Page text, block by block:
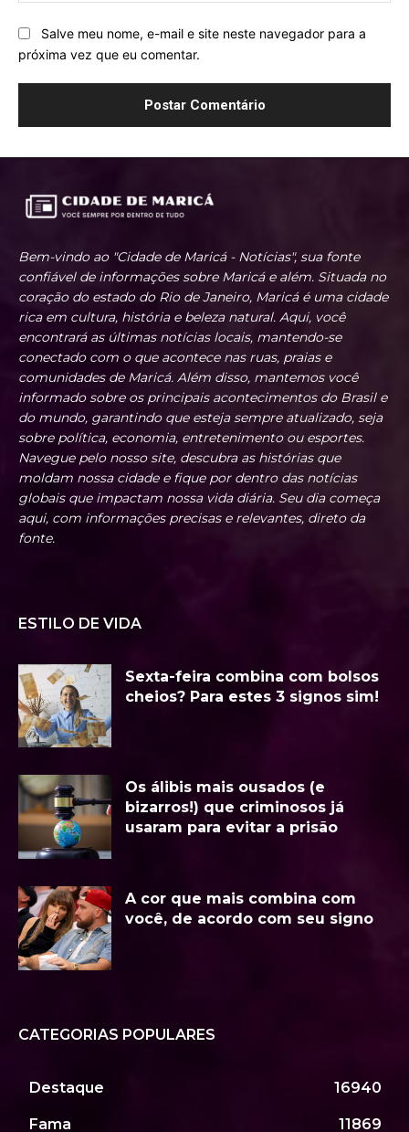
Salve meu nome, e-mail e site neste navegador para a
próxima vez que eu comentar.
Bem-vindo ao "Cidade de Maricá - Notícias", sua fonte
confiável de informações sobre Maricá e além. Situada no
coração do estado do Rio de Janeiro, Maricá é uma cidade
rica em cultura, história e beleza natural. Aqui, você
encontrará as últimas notícias locais, mantendo-se
conectado com o que acontece nas ruas, praias e
comunidades de Maricá. Além disso, mantemos você
informado sobre os principais acontecimentos do Brasil e
do mundo, garantindo que esteja sempre atualizado, seja
sobre política, economia, entretenimento ou esportes.
Navegue pelo nosso site, descubra as histórias que
moldam nossa cidade e fique por dentro das notícias
globais que impactam nossa vida diária. Seu dia começa
aqui, com informações precisas e relevantes, direto da
fonte.
ESTILO DE VIDA
Sexta-feira combina com bolsos
cheios? Para estes 3 signos sim!
Os álibis mais ousados (e
bizarros!) que criminosos já
usaram para evitar a prisão
A cor que mais combina com
você, de acordo com seu signo
CATEGORIAS POPULARES
Destaque 16940
Fama 11869